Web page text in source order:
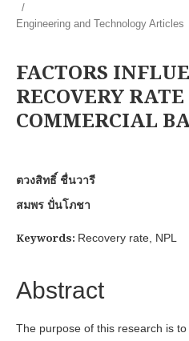
/
Engineering and Technology Articles
FACTORS
RECOVERY
COMMERCIAL
ตวงสิทธิ์ ชื่นวารี
สมพร ปั่นโภชา
Keywords: Recovery rate, NPL
Abstract
The purpose of this research is